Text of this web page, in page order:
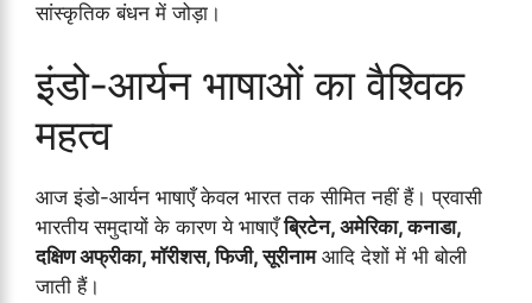
सांस्कृतिक बंधन में जोड़ा।
इंडो-आर्यन भाषाओं का वैश्विक
महत्व
आज इंडो-आर्यन भाषाएँ केवल भारत तक सीमित नहीं हैं। प्रवासी
भारतीय समुदायों के कारण ये भाषाएँब्रिटेन, अमेरिका, कनाडा,
दक्षिण अफ्रीका, मॉरीशस, फिजी, सूरीनामआदि देशों में भी बोली
जाती हैं।